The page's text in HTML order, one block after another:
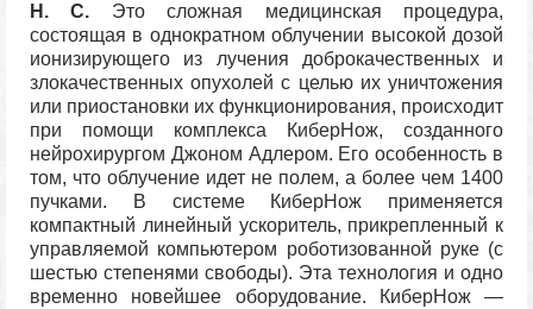
Н. С. Это сложная медицинская процедура,
состоящая в однократном облучении высокой дозой
ионизирующего из лучения доброкачественных и
злокачественных опухолей с целью их уничтожения
или приостановки их функционирования, происходит
при помощи комплекса КиберНож, созданного
нейрохирургом Джоном Адлером. Его особенность в
том, что облучение идет не полем, а более чем 1400
пучками. В системе КиберНож применяется
компактный линейный ускоритель, прикрепленный к
управляемой компьютером роботизованной руке (с
шестью степенями свободы). Эта технология и одно
временно новейшее оборудование. КиберНож —